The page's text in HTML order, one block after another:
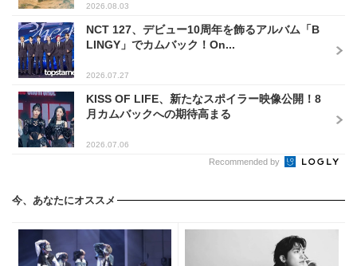
2026.08.03
NCT 127、デビュー10周年を飾るアルバム「B
LINGY」でカムバック！On...
2026.07.27
KISS OF LIFE、新たなスポイラー映像公開！8
月カムバックへの期待高まる
2026.07.06
Recommended by
今、あなたにオススメ